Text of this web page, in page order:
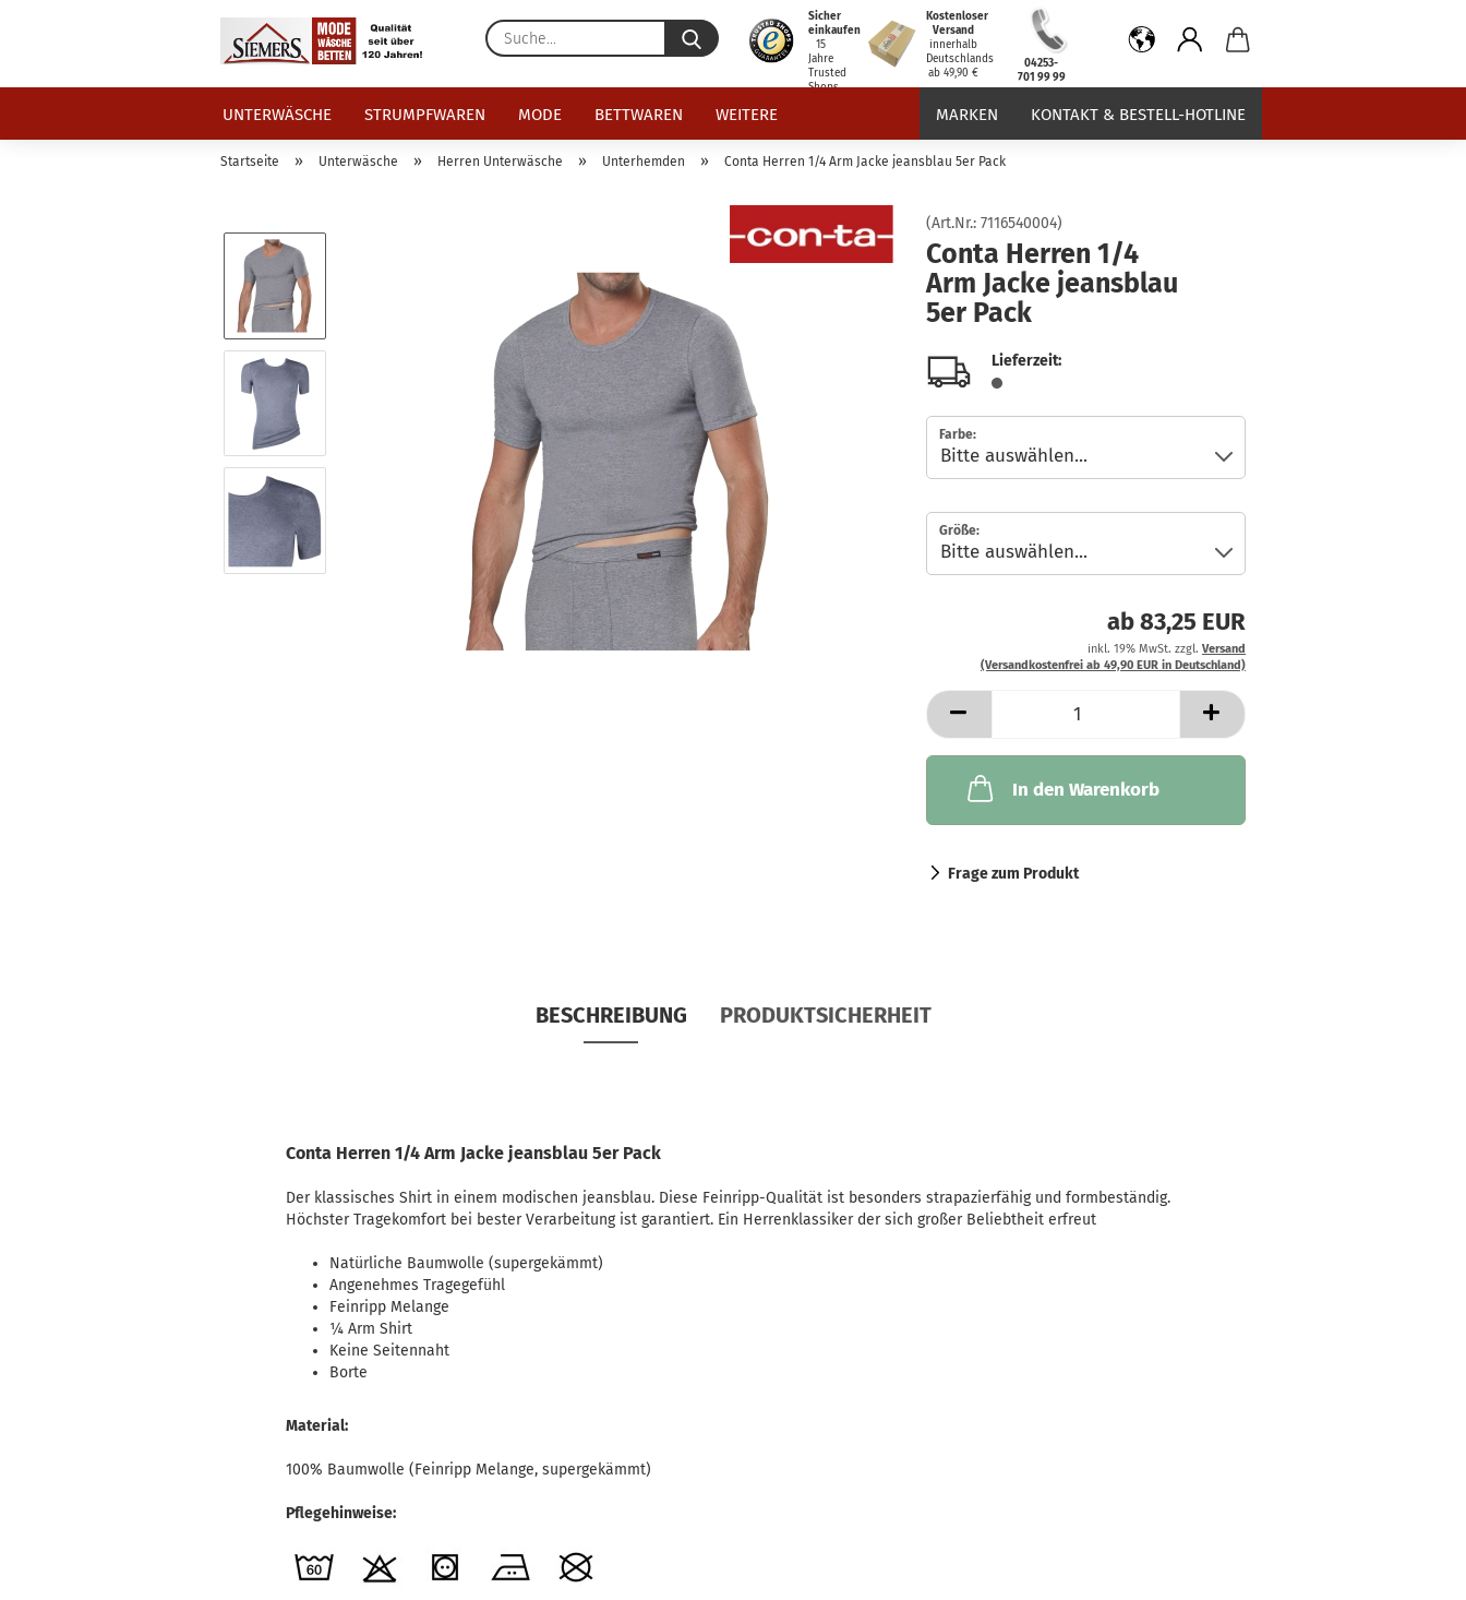
Suche...
Sicher
einkaufen
15
Jahre
Trusted
Shops
Kostenloser
Versand
innerhalb
Deutschlands
ab 49,90 €
04253-
701 99 99
UNTERWÄSCHE STRUMPFWAREN MODE BETTWAREN MARKEN KONTAKT & BESTELL-HOTLINE
WEITERE
Startseite » Unterwäsche » Herren Unterwäsche » Unterhemden » Conta Herren 1/4 Arm Jacke jeansblau 5er Pack
(Art.Nr.: 7116540004)
Conta Herren 1/4
Arm Jacke jeansblau
5er Pack
Lieferzeit:
Farbe:
Größe:
ab 83,25 EUR
inkl. 19% MwSt. zzgl. Versand
(Versandkostenfrei ab 49,90 EUR in Deutschland)
In den Warenkorb
Frage zum Produkt
BESCHREIBUNG PRODUKTSICHERHEIT
Conta Herren 1/4 Arm Jacke jeansblau 5er Pack
Der klassisches Shirt in einem modischen jeansblau. Diese Feinripp-Qualität ist besonders strapazierfähig und formbeständig.
Höchster Tragekomfort bei bester Verarbeitung ist garantiert. Ein Herrenklassiker der sich großer Beliebtheit erfreut
Natürliche Baumwolle (supergekämmt)
Angenehmes Tragegefühl
Feinripp Melange
¼ Arm Shirt
Keine Seitennaht
Borte
Material:
100% Baumwolle (Feinripp Melange, supergekämmt)
Pflegehinweise: